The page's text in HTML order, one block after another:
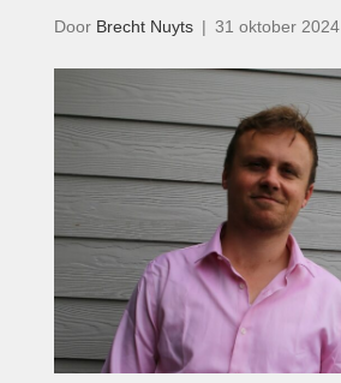
Door Brecht Nuyts | 31 oktober 2024